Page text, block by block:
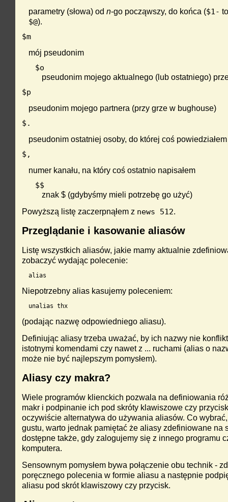
parametry (słowa) odn-go począwszy, do końca ($1-
$@).
$m
mój pseudonim
$o
pseudonim mojego aktualnego (lub ostatniego)
$p
pseudonim mojego partnera (przy grze w bughouse)
$.
pseudonim ostatniej osoby, do której coś powiedziałem
$,
numer kanału, na który coś ostatnio napisałem
$$
znak $ (gdybyśmy mieli potrzebę go użyć)
Powyższą listę zaczerpnąłem z news 512.
Przeglądanie i kasowanie aliasów
Listę wszystkich aliasów, jakie mamy aktualnie
zobaczyć wydając polecenie:
alias
Niepotrzebny alias kasujemy poleceniem:
unalias thx
(podając nazwę odpowiedniego aliasu).
Definiując aliasy trzeba uważać, by ich nazwy nie
istotnymi komendami czy nawet z ... ruchami (alias o
może nie być najlepszym pomysłem).
Aliasy czy makra?
Wiele programów klienckich pozwala na definiowania
makr i podpinanie ich pod skróty klawiszowe czy
oczywiście alternatywa do używania aliasów. Co
gustu, warto jednak pamiętać że aliasy zdefiniowane na
dostępne także, gdy zalogujemy się z innego programu
komputera.
Sensownym pomysłem bywa połączenie obu technik -
poręcznego polecenia w formie aliasu a następnie
aliasu pod skrót klawiszowy czy przycisk.